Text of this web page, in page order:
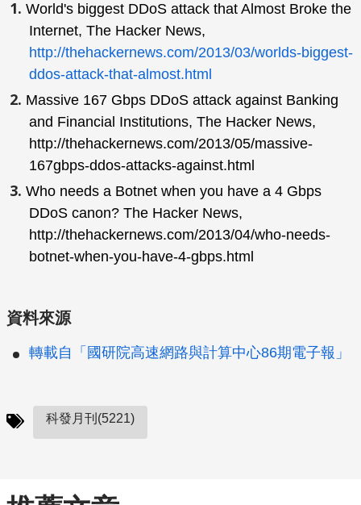
World's biggest DDoS attack that Almost Broke the
Internet, The Hacker News,
http://thehackernews.com/2013/03/worlds-biggest-
ddos-attack-that-almost.html
Massive 167 Gbps DDoS attack against Banking
and Financial Institutions, The Hacker News,
http://thehackernews.com/2013/05/massive-
167gbps-ddos-attacks-against.html
Who needs a Botnet when you have a 4 Gbps
DDoS canon? The Hacker News,
http://thehackernews.com/2013/04/who-needs-
botnet-when-you-have-4-gbps.html
資料來源
轉載自「國研院高速網路與計算中心86期電子報」
科發月刊(5221)